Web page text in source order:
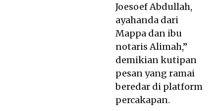
Joesoef Abdullah,
ayahanda dari
Mappa dan ibu
notaris Alimah,”
demikian kutipan
pesan yang ramai
beredar di platform
percakapan.